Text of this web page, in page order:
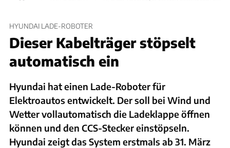
HYUNDAI LADE-ROBOTER
Dieser Kabelträger stöpselt
automatisch ein
Hyundai hat einen Lade-Roboter für
Elektroautos entwickelt. Der soll bei Wind und
Wetter vollautomatisch die Ladeklappe öffnen
können und den CCS-Stecker einstöpseln.
Hyundai zeigt das System erstmals ab 31. März